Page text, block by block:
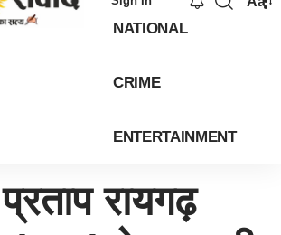
NATIONAL
CRIME
ENTERTAINMENT
रायगढ़